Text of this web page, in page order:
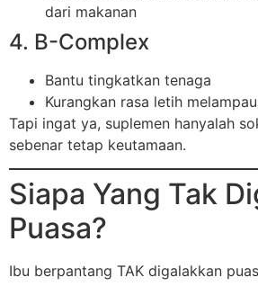
dari makanan
4. B-Complex
Bantu tingkatkan tenaga
Kurangkan rasa letih melampau
Tapi ingat ya, suplemen hanyalah
sebenar tetap keutamaan.
Siapa Yang Tak
Puasa?
Ibu berpantang TAK digalakkan